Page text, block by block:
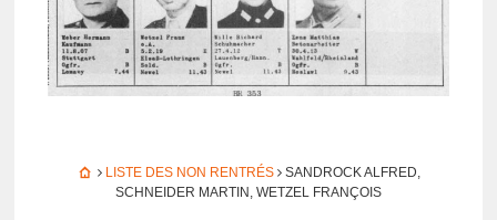
LISTE DES NON RENTRÉS
SANDROCK ALFRED,
SCHNEI­DER MARTIN, WETZEL FRANÇOIS